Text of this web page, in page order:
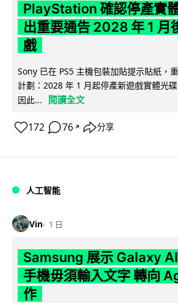
PlayStation 確認停產實
出重要通告 2028 年 1 月
戲
Sony 已在 PS5 主機包裝加貼提示貼紙，
計劃：2028 年 1 月起停產新遊戲實體光
因此...
閱讀全文
172 76 ↗ 分享
人工智能
Vin 1 日
Samsung 展示 Galaxy
手機毋須輸入文字 轉向
作